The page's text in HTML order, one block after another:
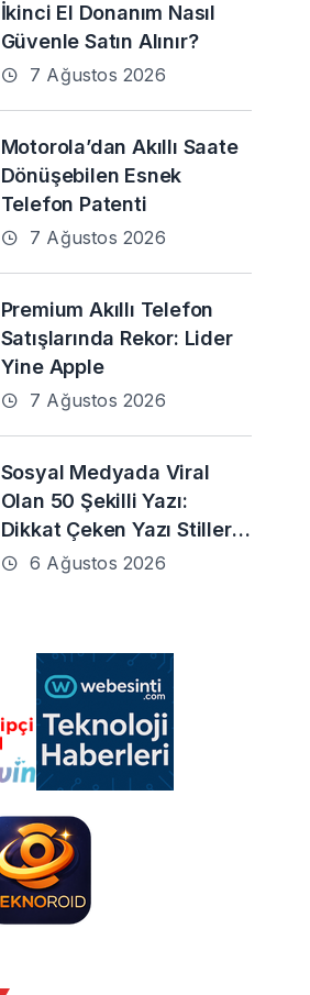
İkinci El Donanım Nasıl
Güvenle Satın Alınır?
7 Ağustos 2026
Motorola’dan Akıllı Saate
Dönüşebilen Esnek
Telefon Patenti
7 Ağustos 2026
Premium Akıllı Telefon
Satışlarında Rekor: Lider
Yine Apple
7 Ağustos 2026
Sosyal Medyada Viral
Olan 50 Şekilli Yazı:
Dikkat Çeken Yazı Stilleri
ve En Popüler Örnekler
6 Ağustos 2026